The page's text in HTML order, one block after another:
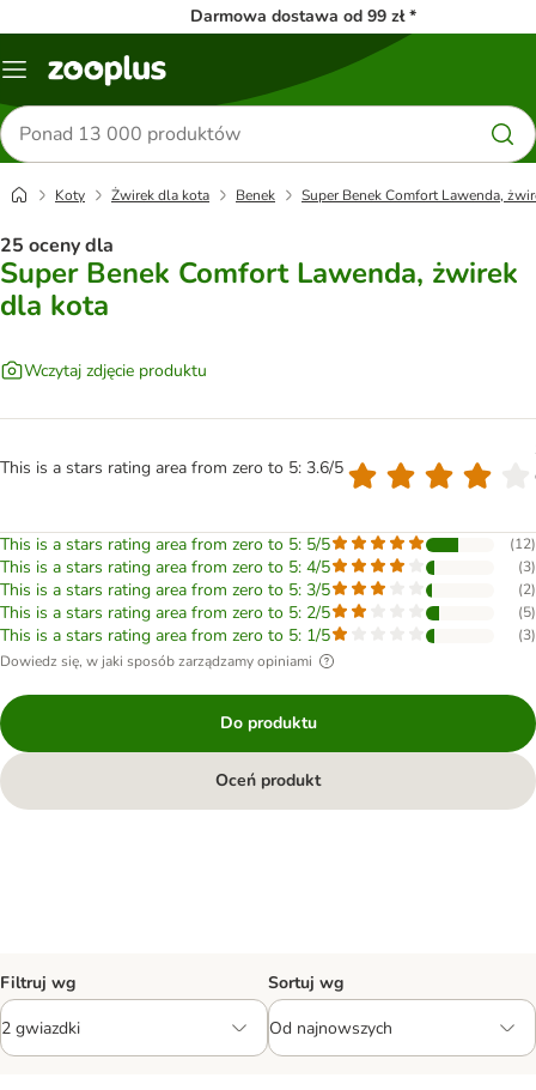
Darmowa dostawa od 99 zł *
Menu
Szukaj
produktów
Koty Żwirek dla kota Benek Super Benek Comfort Lawenda,
25 oceny dla
Super Benek Comfort Lawenda, żwirek
dla kota
Wczytaj zdjęcie produktu
This is a stars rating area from zero to 5: 3.6/5
This is a stars rating area from zero to 5: 5/5 (12)
This is a stars rating area from zero to 5: 4/5 (3)
This is a stars rating area from zero to 5: 3/5 (2)
This is a stars rating area from zero to 5: 2/5 (5)
This is a stars rating area from zero to 5: 1/5 (3)
Dowiedz się, w jaki sposób zarządzamy opiniami
Do produktu
Oceń produkt
Filtruj wg Sortuj wg